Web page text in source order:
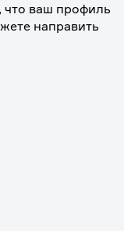
что ваш профиль
направить